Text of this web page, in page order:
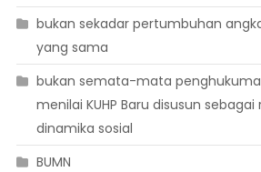
bukan sekadar pertumbuhan
yang sama
bukan semata-mata
menilai KUHP Baru disusun
dinamika sosial
BUMN